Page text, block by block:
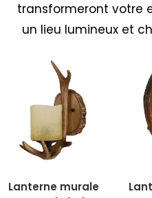
transformeront votre
un lieu lumineux et
Lanterne murale